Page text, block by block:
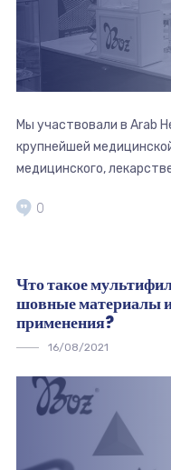
Мы участвовали в Arab
крупнейшей
медицинского,
0
Что такое
шовные материалы
применения?
16/08/2021